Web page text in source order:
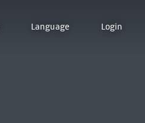
Language Login